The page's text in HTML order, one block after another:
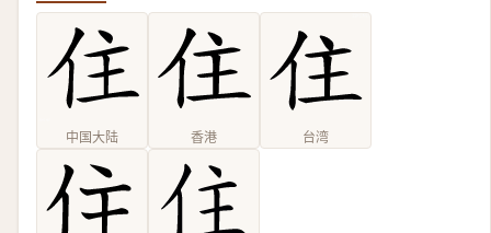
中国大陆 香港 台湾